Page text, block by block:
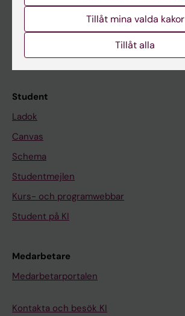
Student
Ladok
Canvas
Schema
Studentmejlen
Kurs- och programwebbar
Student på KI
Medarbetare
Medarbetarportalen
Kontakta och besök KI
Tillåt mina valda kakor
Tillåt alla